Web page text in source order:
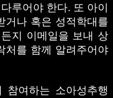
루어야 한다. 또 아이
거나 혹은 성적학대를
지 이메일을 보내 상
처를 함께 알려주어야
참여하는 소아성추행